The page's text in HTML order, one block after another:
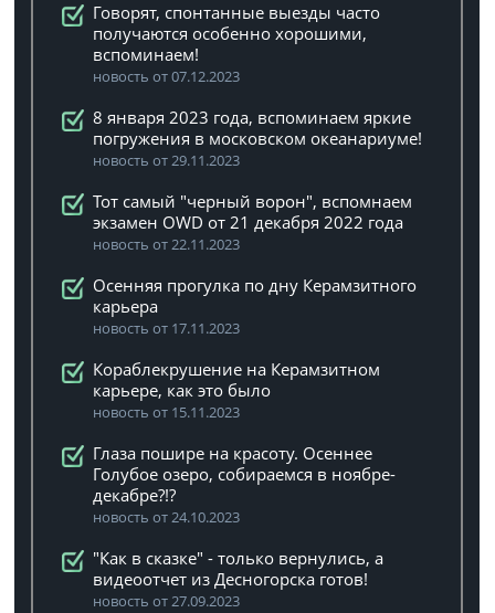
Говорят, спонтанные выезды часто
получаются особенно хорошими,
вспоминаем!
новость от 07.12.2023
8 января 2023 года, вспоминаем яркие
погружения в московском океанариуме!
новость от 29.11.2023
Тот самый "черный ворон", вспомнаем
экзамен OWD от 21 декабря 2022 года
новость от 22.11.2023
Осенняя прогулка по дну Керамзитного
карьера
новость от 17.11.2023
Кораблекрушение на Керамзитном
карьере, как это было
новость от 15.11.2023
Глаза пошире на красоту. Осеннее
Голубое озеро, собираемся в ноябре-
декабре?!?
новость от 24.10.2023
"Как в сказке" - только вернулись, а
видеоотчет из Десногорска готов!
новость от 27.09.2023